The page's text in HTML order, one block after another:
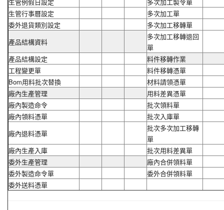
生管行事曆設定
多次加工單
委外退貨類別設定
多次加工移轉單
產品結構資料
多次加工移轉退回
單
產品結構設定
料件移轉作業
工程變更單
料件移轉憑單
Bom用料批次替換
材料請領憑單
廠內生產管理
用料差異憑單
廠內製造命令
批次領料單
廠內領料憑單
批次入庫單
廠內退料憑單
批次多次加工移轉
單
廠內生產入庫
批次用料差異單
委外生產管理
廠內合併領料單
委外製造命令單
委外合併領料單
委外送料憑單